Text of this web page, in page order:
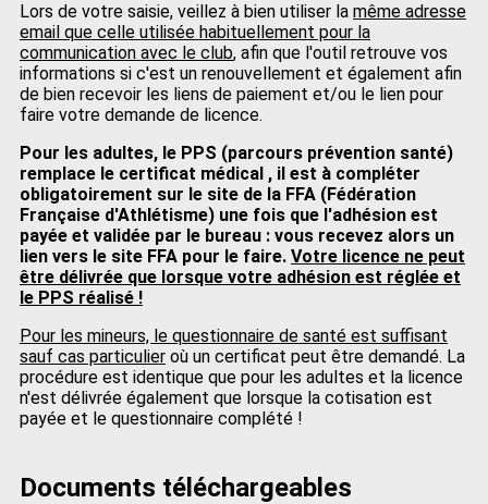
Lors de votre saisie, veillez à bien utiliser la même adresse
email que celle utilisée habituellement pour la
communication avec le club, afin que l'outil retrouve vos
informations si c'est un renouvellement et également afin
de bien recevoir les liens de paiement et/ou le lien pour
faire votre demande de licence.
Pour les adultes, le PPS (parcours prévention santé)
remplace le certificat médical , il est à compléter
obligatoirement sur le site de la FFA (Fédération
Française d'Athlétisme) une fois que l'adhésion est
payée et validée par le bureau : vous recevez alors un
lien vers le site FFA pour le faire. Votre licence ne peut
être délivrée que lorsque votre adhésion est réglée et
le PPS réalisé !
Pour les mineurs, le questionnaire de santé est suffisant
sauf cas particulier où un certificat peut être demandé. La
procédure est identique que pour les adultes et la licence
n'est délivrée également que lorsque la cotisation est
payée et le questionnaire complété !
Documents téléchargeables